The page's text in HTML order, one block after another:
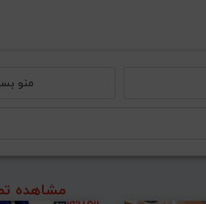
منو
مشاهده